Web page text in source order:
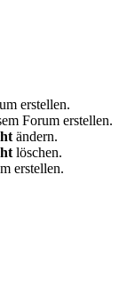
erstellen.
Forum erstellen.
ändern.
löschen.
erstellen.